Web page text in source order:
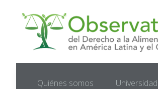
Quiénes somos